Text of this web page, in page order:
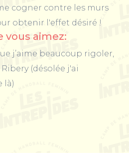
cogner contre les murs
obtenir l'effet désiré !
vous aimez:
j’aime beaucoup rigoler,
(désolée j'ai
là)